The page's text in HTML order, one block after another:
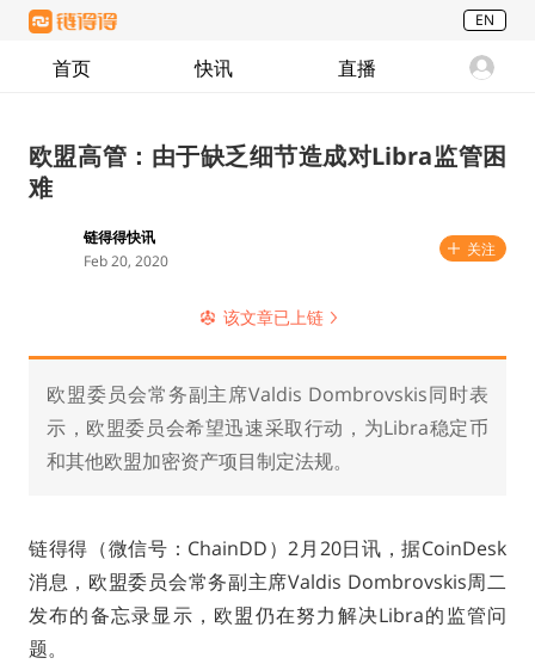
EN
首页 快讯 直播
欧盟高管：由于缺乏细节造成对Libra监管困
难
链得得快讯
Feb 20, 2020
关注
该文章已上链
欧盟委员会常务副主席Valdis Dombrovskis同时表
示，欧盟委员会希望迅速采取行动，为Libra稳定币
和其他欧盟加密资产项目制定法规。
链得得（微信号：ChainDD）2月20日讯，据CoinDesk
消息，欧盟委员会常务副主席Valdis Dombrovskis周二
发布的备忘录显示，欧盟仍在努力解决Libra的监管问
题。